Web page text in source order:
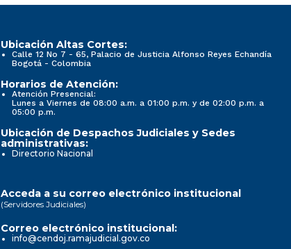
Ubicación Altas Cortes:
Calle 12 No 7 - 65, Palacio de Justicia Alfonso Reyes Echandía
Bogotá - Colombia
Horarios de Atención:
Atención Presencial:
Lunes a Viernes de 08:00 a.m. a 01:00 p.m. y de 02:00 p.m. a
05:00 p.m.
Ubicación de Despachos Judiciales y Sedes
administrativas:
Directorio Nacional
Acceda a su correo electrónico institucional
(Servidores Judiciales)
Correo electrónico institucional:
info@cendoj.ramajudicial.gov.co